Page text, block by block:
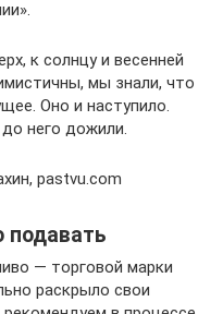
к солнцу и весенней
мы знали, что
Оно и наступило.
него дожили.
pastvu.com
подавать
— торговой марки
раскрыло свои